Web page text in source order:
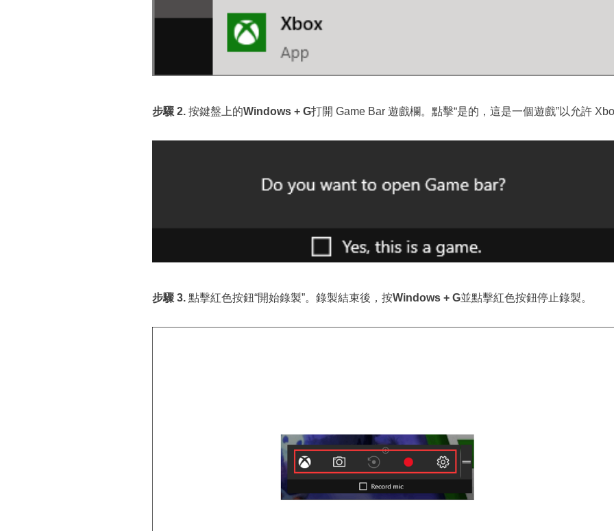
步驟 2. 按鍵盤上的Windows + G打開 Game Bar 遊戲欄。點擊“是的，這是一個遊戲”以允許
步驟 3. 點擊紅色按鈕“開始錄製”。錄製結束後，按Windows + G並點擊紅色按鈕停止錄製。